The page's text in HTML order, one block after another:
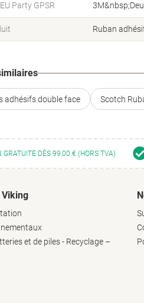
Party GPSR
Ruban
adhésifs double face Scotch
GRATUITE DÈS 99,00 € (HORS TVA)
et de piles - Recyclage –